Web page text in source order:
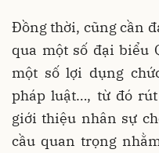
Đồng thời, cũng cần
qua một số đại biểu
một số lợi dụng
pháp luật…, từ đó
giới thiệu nhân sự
cầu quan trọng